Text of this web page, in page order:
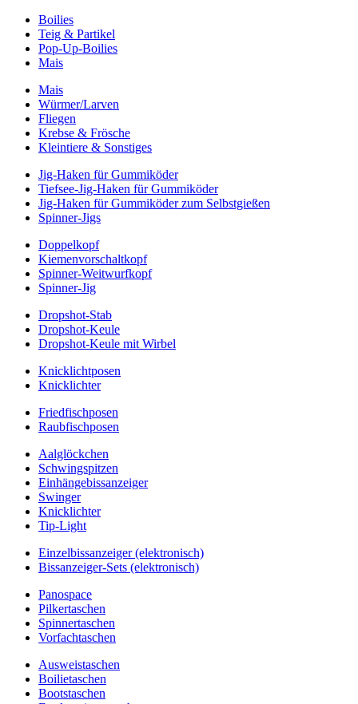
Boilies
Teig & Partikel
Pop-Up-Boilies
Mais
Mais
Würmer/Larven
Fliegen
Krebse & Frösche
Kleintiere & Sonstiges
Jig-Haken für Gummiköder
Tiefsee-Jig-Haken für Gummiköder
Jig-Haken für Gummiköder zum Selbstgießen
Spinner-Jigs
Doppelkopf
Kiemenvorschaltkopf
Spinner-Weitwurfkopf
Spinner-Jig
Dropshot-Stab
Dropshot-Keule
Dropshot-Keule mit Wirbel
Knicklichtposen
Knicklichter
Friedfischposen
Raubfischposen
Aalglöckchen
Schwingspitzen
Einhängebissanzeiger
Swinger
Knicklichter
Tip-Light
Einzelbissanzeiger (elektronisch)
Bissanzeiger-Sets (elektronisch)
Panospace
Pilkertaschen
Spinnertaschen
Vorfachtaschen
Ausweistaschen
Boilietaschen
Bootstaschen